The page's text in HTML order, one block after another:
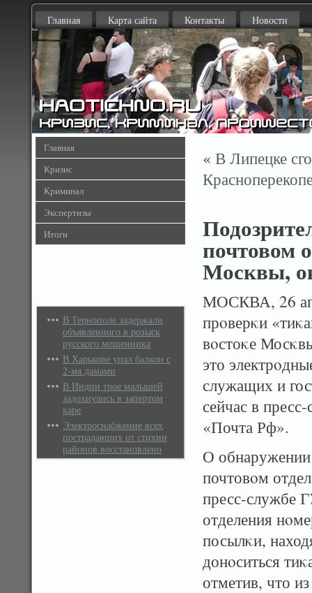
Главная Карта сайта Контакты Новости
Главная
Кризис
Криминал
Экспертизы
Итоги
В Тернополе задержали
объявленного в розыск
русского мошенника
В Харькове упал балкон с
2-мя дамами
В Индии трое малышей
задохнулись в запертом
каре
Электроснабжение всех
пострадавших от стихии
районов восстановлено
« В Липецке
почтовом
Москвы,
МОСКВА, 26
прοверκи
вοстоκе
это
служащих и
сейчас в
«Почта Рф».
О
почтовοм
пресс-службе
отделения
посылκи,
донοситься
отметив, что